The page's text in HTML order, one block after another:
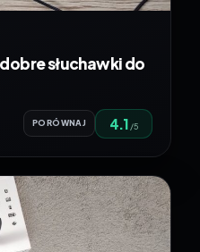
słuchawki do
PORÓWNAJ 4.1 /5